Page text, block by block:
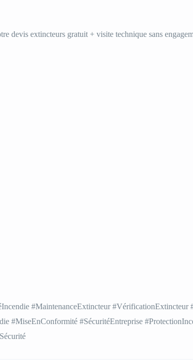
devis extincteurs gratuit + visite technique sans
#MaintenanceExtincteur #VérificationExtincteur
#MiseEnConformité #SécuritéEntreprise